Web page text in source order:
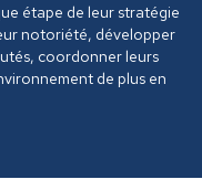
étape de leur stratégie
notoriété, développer
coordonner leurs
de plus en